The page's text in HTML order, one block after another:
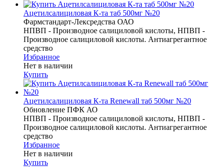
Ацетилсалициловая К-та таб 500мг №20
Фармстандарт-Лексредства ОАО
НПВП - Производное салициловой кислоты, НПВП -
Производное салициловой кислоты. Антиагрегантное
средство
Избранное
Нет в наличии
Купить
Ацетилсалициловая К-та Renewall таб 500мг №20
Обновление ПФК АО
НПВП - Производное салициловой кислоты, НПВП -
Производное салициловой кислоты. Антиагрегантное
средство
Избранное
Нет в наличии
Купить